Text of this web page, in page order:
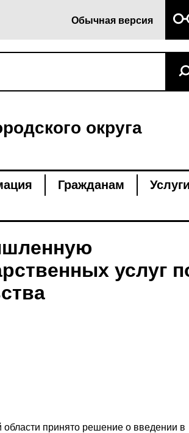
Обычная версия
округа
Гражданам
Услуги
услуг
принято решение о введении в